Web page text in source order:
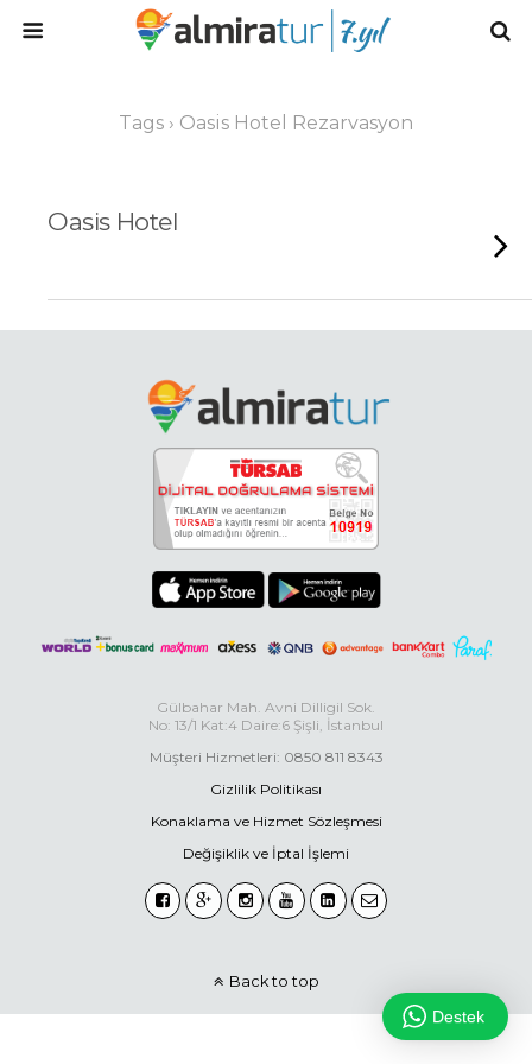
Tags › Oasis Hotel Rezarvasyon
Oasis Hotel
Gülbahar Mah. Avni Dilligil Sok.
No: 13/1 Kat:4 Daire:6 Şişli, İstanbul
Müşteri Hizmetleri: 0850 811 8343
Gizlilik Politikası
Konaklama ve Hizmet Sözleşmesi
Değişiklik ve İptal İşlemi
Back to top
Destek